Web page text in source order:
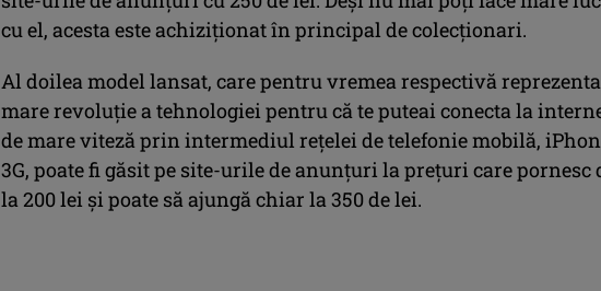
cu el, acesta este achiziționat în principal de colecționari.
Al doilea model lansat, care pentru vremea respectivă
mare revoluție a tehnologiei pentru că te puteai conecta la
de mare viteză prin intermediul rețelei de telefonie mobilă,
3G, poate fi găsit pe site-urile de anunțuri la prețuri care pornesc
la 200 lei și poate să ajungă chiar la 350 de lei.